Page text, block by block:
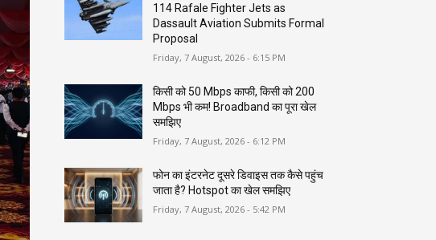
114 Rafale Fighter Jets as
Dassault Aviation Submits Formal
Proposal
Friday, 7 August, 2026 - 6:15 PM
किसी को 50 Mbps काफी, किसी को 200
Mbps भी कम! Broadband का पूरा खेल
समझिए
Friday, 7 August, 2026 - 6:12 PM
फोन का इंटरनेट दूसरे डिवाइस तक कैसे पहुंच
जाता है? Hotspot का खेल समझिए
Friday, 7 August, 2026 - 5:42 PM